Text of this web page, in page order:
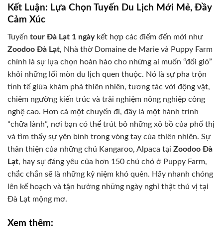
Kết Luận: Lựa Chọn Tuyến Du Lịch Mới Mẻ, Đầy
Cảm Xúc
Tuyến tour Đà Lạt 1 ngàykết hợp các điểm đến mới như
Zoodoo Đà Lạt, Nhà thờ Domaine de Marie và Puppy Farm
chính là sự lựa chọn hoàn hảo cho những ai muốn “đổi gió”
khỏi những lối mòn du lịch quen thuộc. Nó là sự pha trộn
tinh tế giữa khám phá thiên nhiên, tương tác với động vật,
chiêm ngưỡng kiến trúc và trải nghiệm nông nghiệp công
nghệ cao. Hơn cả một chuyến đi, đây là một hành trình
“chữa lành”, nơi bạn có thể trút bỏ những xô bồ của phố thị
và tìm thấy sự yên bình trong vòng tay của thiên nhiên. Sự
thân thiện của những chú Kangaroo, Alpaca tại Zoodoo Đà
Lạt, hay sự đáng yêu của hơn 150 chú chó ở Puppy Farm,
chắc chắn sẽ là những kỷ niệm khó quên. Hãy nhanh chóng
lên kế hoạch và tận hưởng những ngày nghỉ thật thú vị tại
Đà Lạt mộng mơ.
Xem thêm: